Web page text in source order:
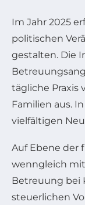
Im Jahr 2025
politischen
gestalten. Die
tägliche Praxis
Familien aus.
vielfältigen
Auf Ebene der
wenngleich
Betreuung bei
steuerlichen